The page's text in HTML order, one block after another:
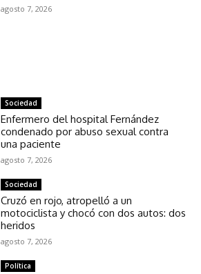
agosto 7, 2026
Sociedad
Enfermero del hospital Fernández
condenado por abuso sexual contra
una paciente
agosto 7, 2026
Sociedad
Cruzó en rojo, atropelló a un
motociclista y chocó con dos autos: dos
heridos
agosto 7, 2026
Política